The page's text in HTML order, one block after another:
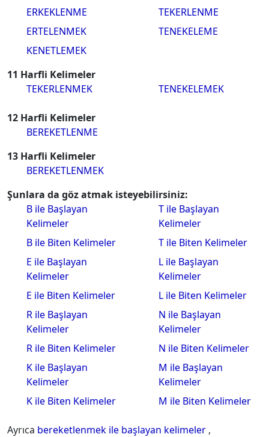
ERKEKLENME
ERTELENMEK
KENETLEMEK
TEKERLENME
TENEKELEME
11 Harfli Kelimeler
TEKERLENMEK
TENEKELEMEK
12 Harfli Kelimeler
BEREKETLENME
13 Harfli Kelimeler
BEREKETLENMEK
Şunlara da göz atmak isteyebilirsiniz:
B ile Başlayan
Kelimeler
B ile Biten Kelimeler
E ile Başlayan
Kelimeler
E ile Biten Kelimeler
R ile Başlayan
Kelimeler
R ile Biten Kelimeler
K ile Başlayan
Kelimeler
K ile Biten Kelimeler
T ile Başlayan
Kelimeler
T ile Biten Kelimeler
L ile Başlayan
Kelimeler
L ile Biten Kelimeler
N ile Başlayan
Kelimeler
N ile Biten Kelimeler
M ile Başlayan
Kelimeler
M ile Biten Kelimeler
Ayrıca bereketlenmek ile başlayan kelimeler ,